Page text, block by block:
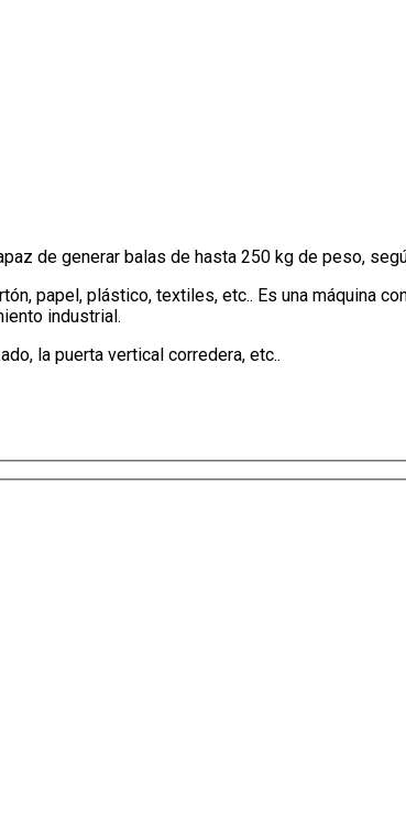
de generar balas de hasta 250 kg de peso,
papel, plástico, textiles, etc.. Es una máquina
industrial.
la puerta vertical corredera, etc..